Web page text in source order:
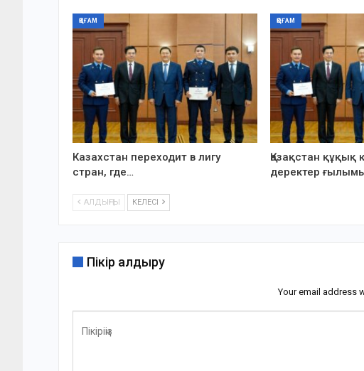
ҚОҒАМ
Казахстан переходит в лигу
стран, где…
ҚОҒАМ
Қазақстан құқық
деректер
АЛДЫҢҒЫ КЕЛЕСІ
Пікір қалдыру
Your email address